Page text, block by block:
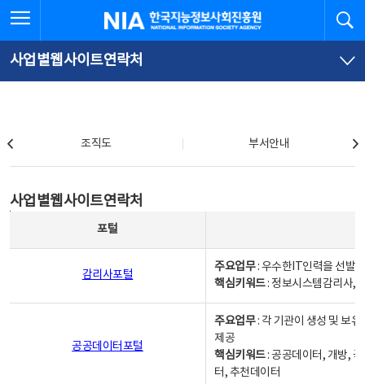
문
로
가
체
뉴
바
가
한국지능정보사회진흥원
사업별웹사이트연락처
조직도 부서안내
사업별웹사이트연락처
포털
감리사포털
주요업무: 우수한IT인력을 선발
핵심키워드: 정보시스템감리사,
공공데이터포털
주요업무: 각 기관이 생성 및 보
제공
핵심키워드: 공공데이터, 개방,
터, 추천데이터